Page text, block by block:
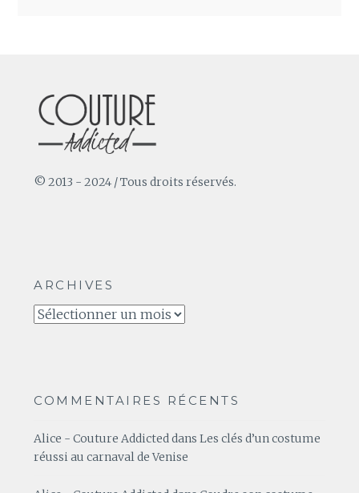
© 2013 - 2024 / Tous droits réservés.
ARCHIVES
Archives
COMMENTAIRES RÉCENTS
Alice - Couture AddicteddansLes clés d’un costume
réussi au carnaval de Venise